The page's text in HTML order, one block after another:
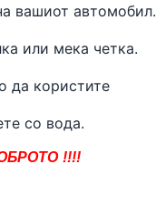
вашиот автомобил.
или мека четка.
да користите
со вода.
!!!!